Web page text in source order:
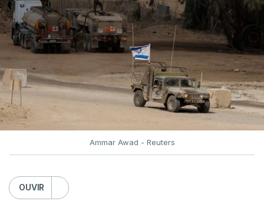
Ammar Awad - Reuters
OUVIR